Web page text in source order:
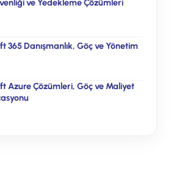
365 Danışmanlık, Göç ve Yönetim
Azure Çözümleri, Göç ve Maliyet